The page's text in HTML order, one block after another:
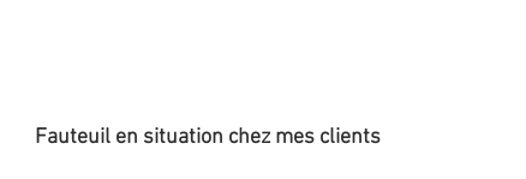
Fauteuil en situation chez mes clients